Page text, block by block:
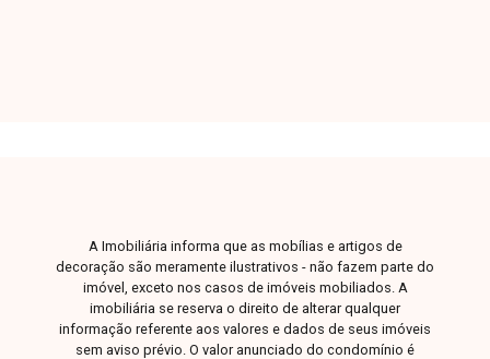
A Imobiliária informa que as mobílias e artigos de
decoração são meramente ilustrativos - não fazem parte do
imóvel, exceto nos casos de imóveis mobiliados. A
imobiliária se reserva o direito de alterar qualquer
informação referente aos valores e dados de seus imóveis
sem aviso prévio. O valor anunciado do condomínio é